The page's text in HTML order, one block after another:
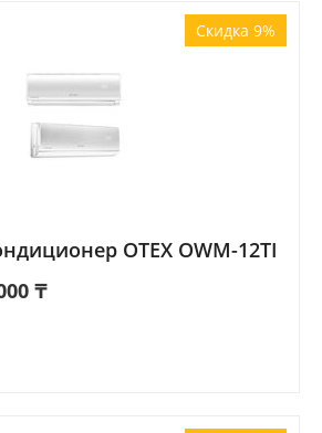
Скидка 9%
OTEX OWM-12TI
₸